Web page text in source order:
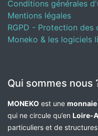
Conditions générales
Mentions légales
RGPD - Protection des
Moneko & les logiciels
Qui sommes nous
MONEKO est une
qui ne circule qu’en Loire-
particuliers et de